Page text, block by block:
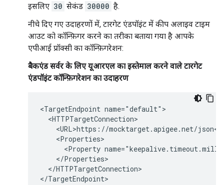
इसलिए 30 सेकंड 30000 है.
नीचे दिए गए उदाहरणों में, टारगेट एंडपॉइंट में कीप अलाइव टाइम
आउट को कॉन्फ़िगर करने का तरीका बताया गया है आपके
एपीआई प्रॉक्सी का कॉन्फ़िगरेशन:
बैकएंड सर्वर के लिए यूआरएल का इस्तेमाल करने वाले टारगेट
एंडपॉइंट कॉन्फ़िगरेशन का उदाहरण
<TargetEndpoint name="default">
  <HTTPTargetConnection>
<URL>https://mocktarget.apigee.net/
    <Properties>
<Property
    </Properties>
  </HTTPTargetConnection>
</TargetEndpoint>